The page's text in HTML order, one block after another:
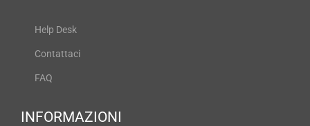
Help Desk
Contattaci
FAQ
INFORMAZIONI